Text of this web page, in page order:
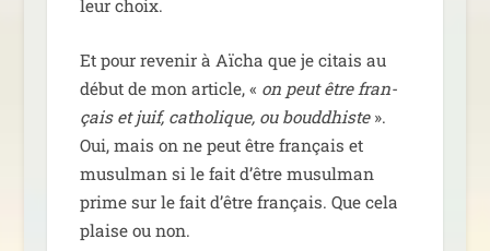
leur choix.
Et pour reve­nir à Aïcha que je citais au
début de mon article, « on peut être fran­
çais et juif, catho­lique, ou boud­dhiste».
Oui, mais on ne peut être fran­çais et
musul­man si le fait d’être musul­man
prime sur le fait d’être fran­çais. Que cela
plaise ou non.